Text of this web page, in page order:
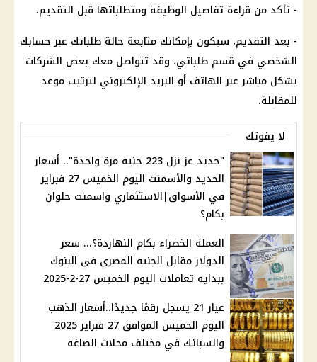
- تأكد من قراءة تفاصيل الوظيفة ومتطلباتها قبل التقديم.
- بعد التقديم، سيكون بإمكانك متابعة حالة طلباتك عبر حسابك
الشخصي في قسم طلباتي، وقد تتواصل معك بعض الشركات
بشكل مباشر عبر الهاتف أو البريد الإلكتروني لترتيب موعد
للمقابلة.
لا يفوتك
"حديد عز نزل 223 جنيه مرة واحدة".. أسعار
الحديد والأسمنت اليوم الخميس 27 فبراير
في الأسواق|الاستثماري واسمنت حلوان
بكام؟
العملة الخضراء بكام النهاردة؟... سعر
الدولار مقابل الجنيه المصري في البنوك
ببدايه تعاملات اليوم الخميس 27-2-2025
عيار 21 يسجل رقمًا جديدًا..أسعار الذهب
اليوم الخميس الموافق 27 فبراير 2025
والسبائك في مختلف محلات الصاغة